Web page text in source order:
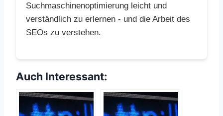
Suchmaschinenoptimierung leicht und
verständlich zu erlernen - und die Arbeit des
SEOs zu verstehen.
Auch Interessant: